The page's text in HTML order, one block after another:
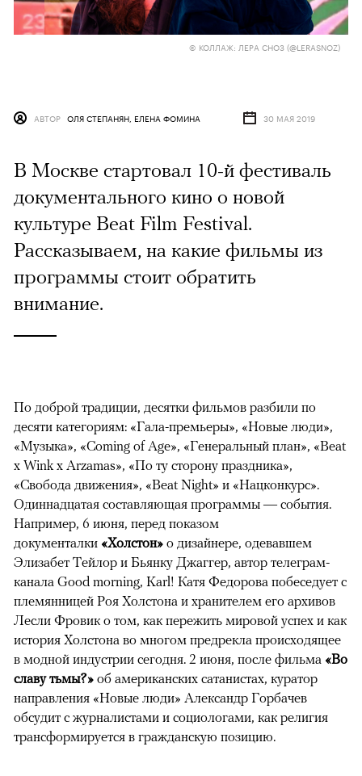
© КОЛЛАЖ: ЛЕРА СНОЗ (@LERASNOZ)
АВТОР ОЛЯ СТЕПАНЯН, ЕЛЕНА ФОМИНА 30 МАЯ 2019
В Москве стартовал 10-й фестиваль
документального кино о новой
культуре Beat Film Festival.
Рассказываем, на какие фильмы из
программы стоит обратить
внимание.
По доброй традиции, десятки фильмов разбили по
десяти категориям: «Гала-премьеры», «Новые люди»,
«Музыка», «Coming of Age», «Генеральный план», «Beat
x Wink x Arzamas», «По ту сторону праздника»,
«Свобода движения», «Beat Night» и «Нацконкурс».
Одиннадцатая составляющая программы — события.
Например, 6 июня, перед показом
документалки «Холстон» о дизайнере, одевавшем
Элизабет Тейлор и Бьянку Джаггер, автор телеграм-
канала Good morning, Karl! Катя Федорова побеседует с
племянницей Роя Холстона и хранителем его архивов
Лесли Фровик о том, как пережить мировой успех и как
история Холстона во многом предрекла происходящее
в модной индустрии сегодня. 2 июня, после фильма «Во
славу тьмы?» об американских сатанистах, куратор
направления «Новые люди» Александр Горбачев
обсудит с журналистами и социологами, как религия
трансформируется в гражданскую позицию.